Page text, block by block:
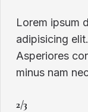
Lorem ipsum
adipisicing
Asperiores
minus nam
2/3